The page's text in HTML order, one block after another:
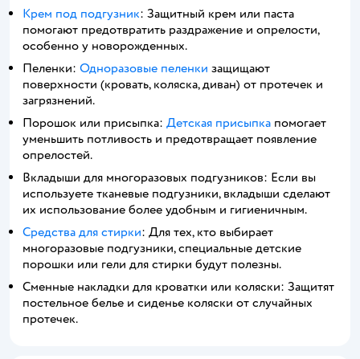
Крем под подгузник: Защитный крем или паста
помогают предотвратить раздражение и опрелости,
особенно у новорожденных.
Пеленки: Одноразовые пеленки защищают
поверхности (кровать, коляска, диван) от протечек и
загрязнений.
Порошок или присыпка: Детская присыпка помогает
уменьшить потливость и предотвращает появление
опрелостей.
Вкладыши для многоразовых подгузников: Если вы
используете тканевые подгузники, вкладыши сделают
их использование более удобным и гигиеничным.
Средства для стирки: Для тех, кто выбирает
многоразовые подгузники, специальные детские
порошки или гели для стирки будут полезны.
Сменные накладки для кроватки или коляски: Защитят
постельное белье и сиденье коляски от случайных
протечек.